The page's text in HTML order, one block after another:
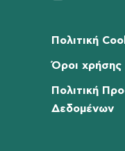
Πολιτική
Όροι χρήσης
Πολιτική
Δεδομένων